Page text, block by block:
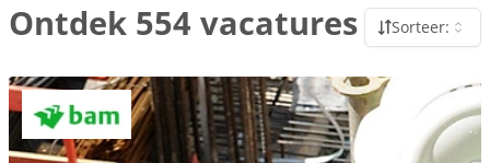
Ontdek 554 vacatures Sorteer: